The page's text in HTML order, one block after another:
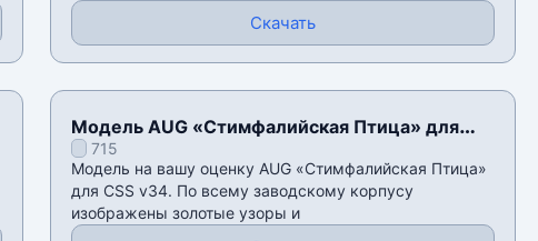
Скачать
Модель AUG «Стимфалийская Птица» для
CSS v34
715
Модель на вашу оценку AUG «Стимфалийская Птица»
для CSS v34. По всему заводскому корпусу
изображены золотые узоры и